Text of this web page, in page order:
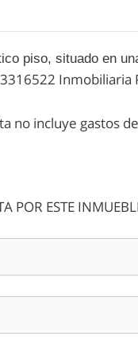
piso, situado en
Inmobiliaria
no incluye gastos
POR ESTE